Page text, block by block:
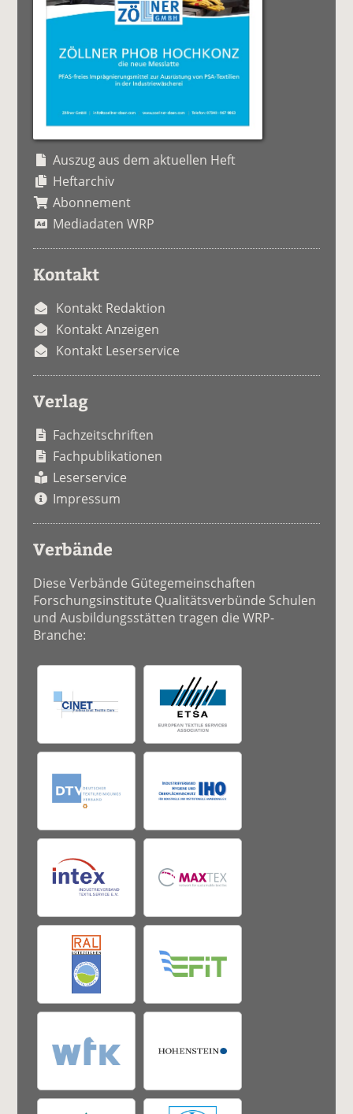
Auszug aus dem aktuellen Heft
Heftarchiv
Abonnement
Mediadaten WRP
Kontakt
Kontakt Redaktion
Kontakt Anzeigen
Kontakt Leserservice
Verlag
Fachzeitschriften
Fachpublikationen
Leserservice
Impressum
Verbände
Diese Verbände Gütegemeinschaften
Forschungsinstitute Qualitätsverbünde Schulen
und Ausbildungsstätten tragen die WRP-
Branche: